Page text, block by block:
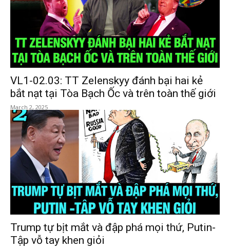
VL1-02.03: TT Zelenskyy đánh bại hai kẻ
bắt nạt tại Tòa Bạch Ốc và trên toàn thế giới
March 2, 2025
Trump tự bịt mắt và đập phá mọi thứ, Putin-
Tập vỗ tay khen giỏi